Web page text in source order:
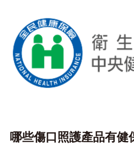
哪些傷口照護產品有健